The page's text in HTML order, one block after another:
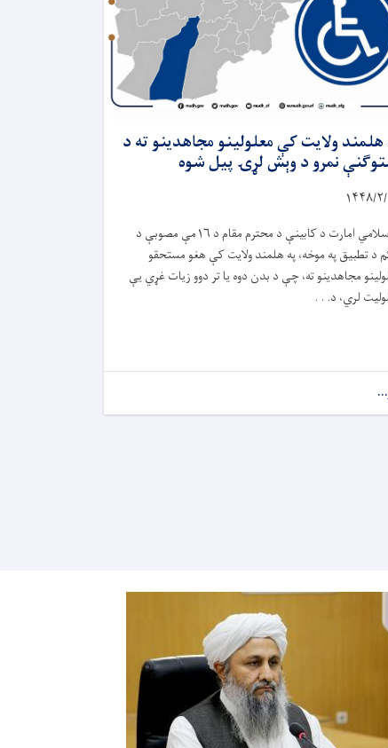
هلمند ولایت کې معلولینو مجاهدینو ته د
نمرو د وېش لړۍ پیل شوه
۱۴۴۸/۲/
امارت د کابینې د محترم مقام د ۱۶مې مصوبې د
د تطبیق په موخه، په هلمند ولایت کې هغو مستحقو
مجاهدینو ته، چې د بدن دوه یا تر دوو زیات غړي یې
لري، د. . .